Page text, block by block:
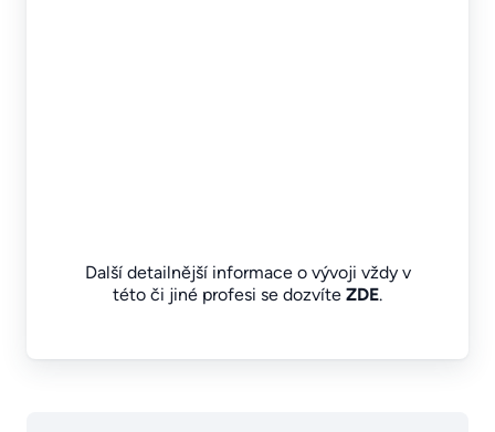
Další detailnější informace o vývoji vždy v
této či jiné profesi se dozvíte ZDE.